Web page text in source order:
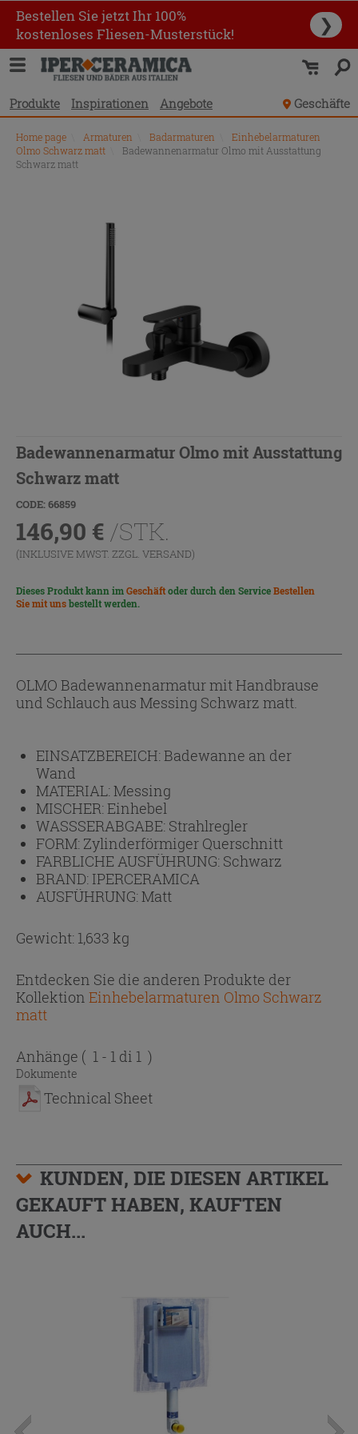
Bestellen Sie jetzt Ihr 100%
kostenloses Fliesen-Musterstück!
❯
Produkte Inspirationen Angebote Geschäfte
Home page Armaturen Badarmaturen
Einhebelarmaturen
Olmo Schwarz matt
Badewannenarmatur Olmo mit Ausstattung
Schwarz matt
Badewannenarmatur Olmo mit Ausstattung
Schwarz matt
CODE: 66859
146,90 € /STK.
(INKLUSIVE MWST. ZZGL. VERSAND)
Dieses Produkt kann imGeschäftoder durch den ServiceBestellen
Sie mit unsbestellt werden.
OLMO Badewannenarmatur mit Handbrause
und Schlauch aus Messing Schwarz matt.
EINSATZBEREICH:Badewanne an der
Wand
MATERIAL:Messing
MISCHER:Einhebel
WASSSERABGABE: Strahlregler
FORM: Zylinderförmiger Querschnitt
FARBLICHE AUSFÜHRUNG: Schwarz
BRAND: IPERCERAMICA
AUSFÜHRUNG:Matt
Gewicht: 1,633 kg
Entdecken Sie die anderen Produkte der
Kollektion Einhebelarmaturen Olmo Schwarz
matt
Anhänge ( 1 - 1 di 1 )
Dokumente
Technical Sheet
KUNDEN, DIE DIESEN ARTIKEL
GEKAUFT HABEN, KAUFTEN
AUCH...